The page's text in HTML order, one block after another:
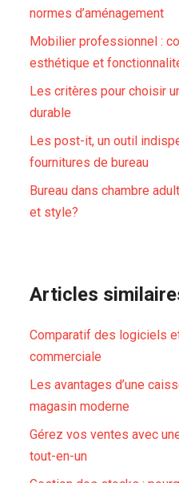
normes d’aménagement
Mobilier professionnel :
esthétique et
Les critères pour choisir
durable
Les post-it, un outil
fournitures de bureau
Bureau dans chambre
et style?
Articles
Comparatif des logiciels
commerciale
Les avantages d’une
magasin moderne
Gérez vos ventes avec
tout-en-un